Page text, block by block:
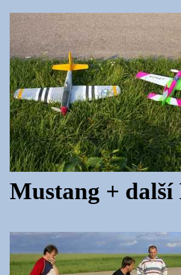
Mustang + další